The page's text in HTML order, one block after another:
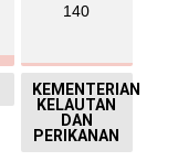
140
KEMENTERIAN
KELAUTAN
DAN
PERIKANAN